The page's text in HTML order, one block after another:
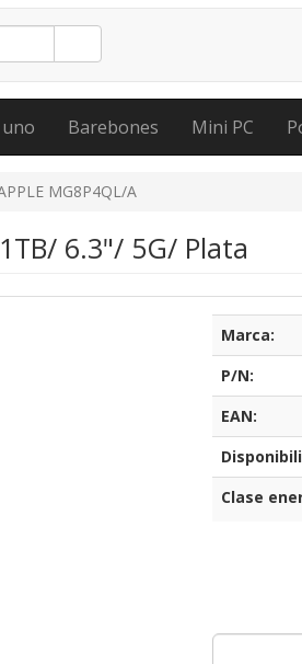
Barebones Mini PC
MG8P4QL/A
6.3"/ 5G/ Plata
Marca:
P/N:
EAN:
Clase